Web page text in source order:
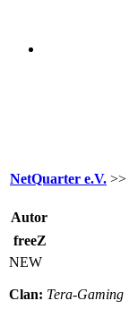
NetQuarter e.V. >>
Autor
freeZ
NEW
Clan: Tera-Gaming